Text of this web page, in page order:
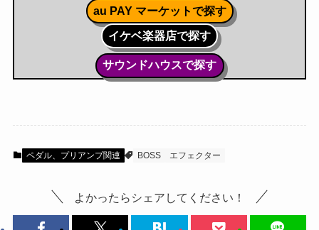
au PAY マーケットで探す
イケベ楽器店で探す
サウンドハウスで探す
ペダル、プリアンプ関連 BOSS エフェクター
よかったらシェアしてください！